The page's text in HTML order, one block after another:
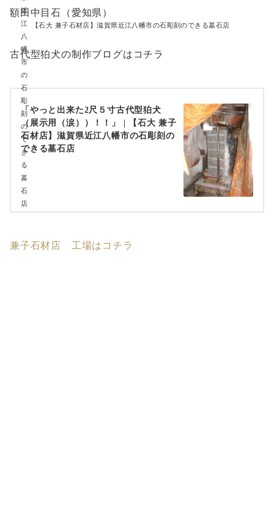
額田中目石（愛知県）
古代型狛犬の制作ブログはコチラ
「やっと出来た2尺５寸古代型狛犬
（展示用（涙））！！」 | 【石大 兼子
石材店】滋賀県近江八幡市の石彫刻の
できる墓石店
【石大 兼子石材店】滋賀県近江八幡市の石彫刻のできる墓石店
兼子石材店 工場はコチラ